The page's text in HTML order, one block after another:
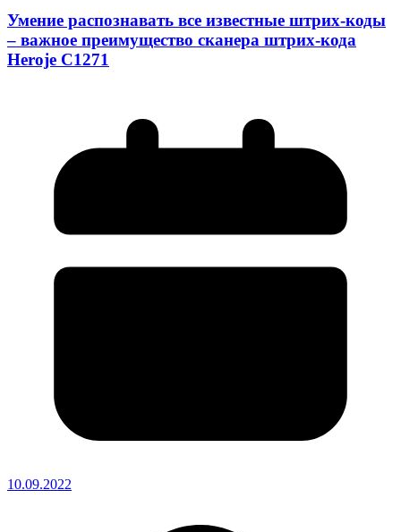
Умение распознавать все известные штрих-коды
– важное преимущество сканера штрих-кода
Heroje C1271
10.09.2022